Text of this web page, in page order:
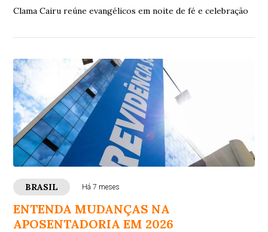
Clama Cairu reúne evangélicos em noite de fé e celebração
BRASIL Há 7 meses
ENTENDA MUDANÇAS NA
APOSENTADORIA EM 2026